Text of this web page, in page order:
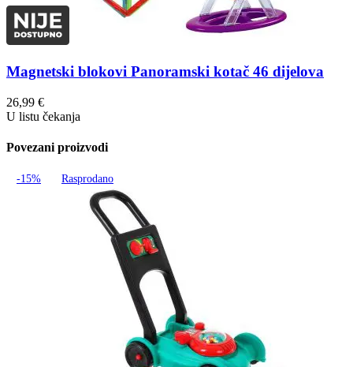
Magnetski blokovi Panoramski kotač 46 dijelova
26,99 €
U listu čekanja
Povezani proizvodi
-15% Rasprodano